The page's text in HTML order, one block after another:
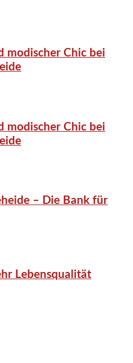
modischer Chic bei
modischer Chic bei
– Die Bank für
Lebensqualität